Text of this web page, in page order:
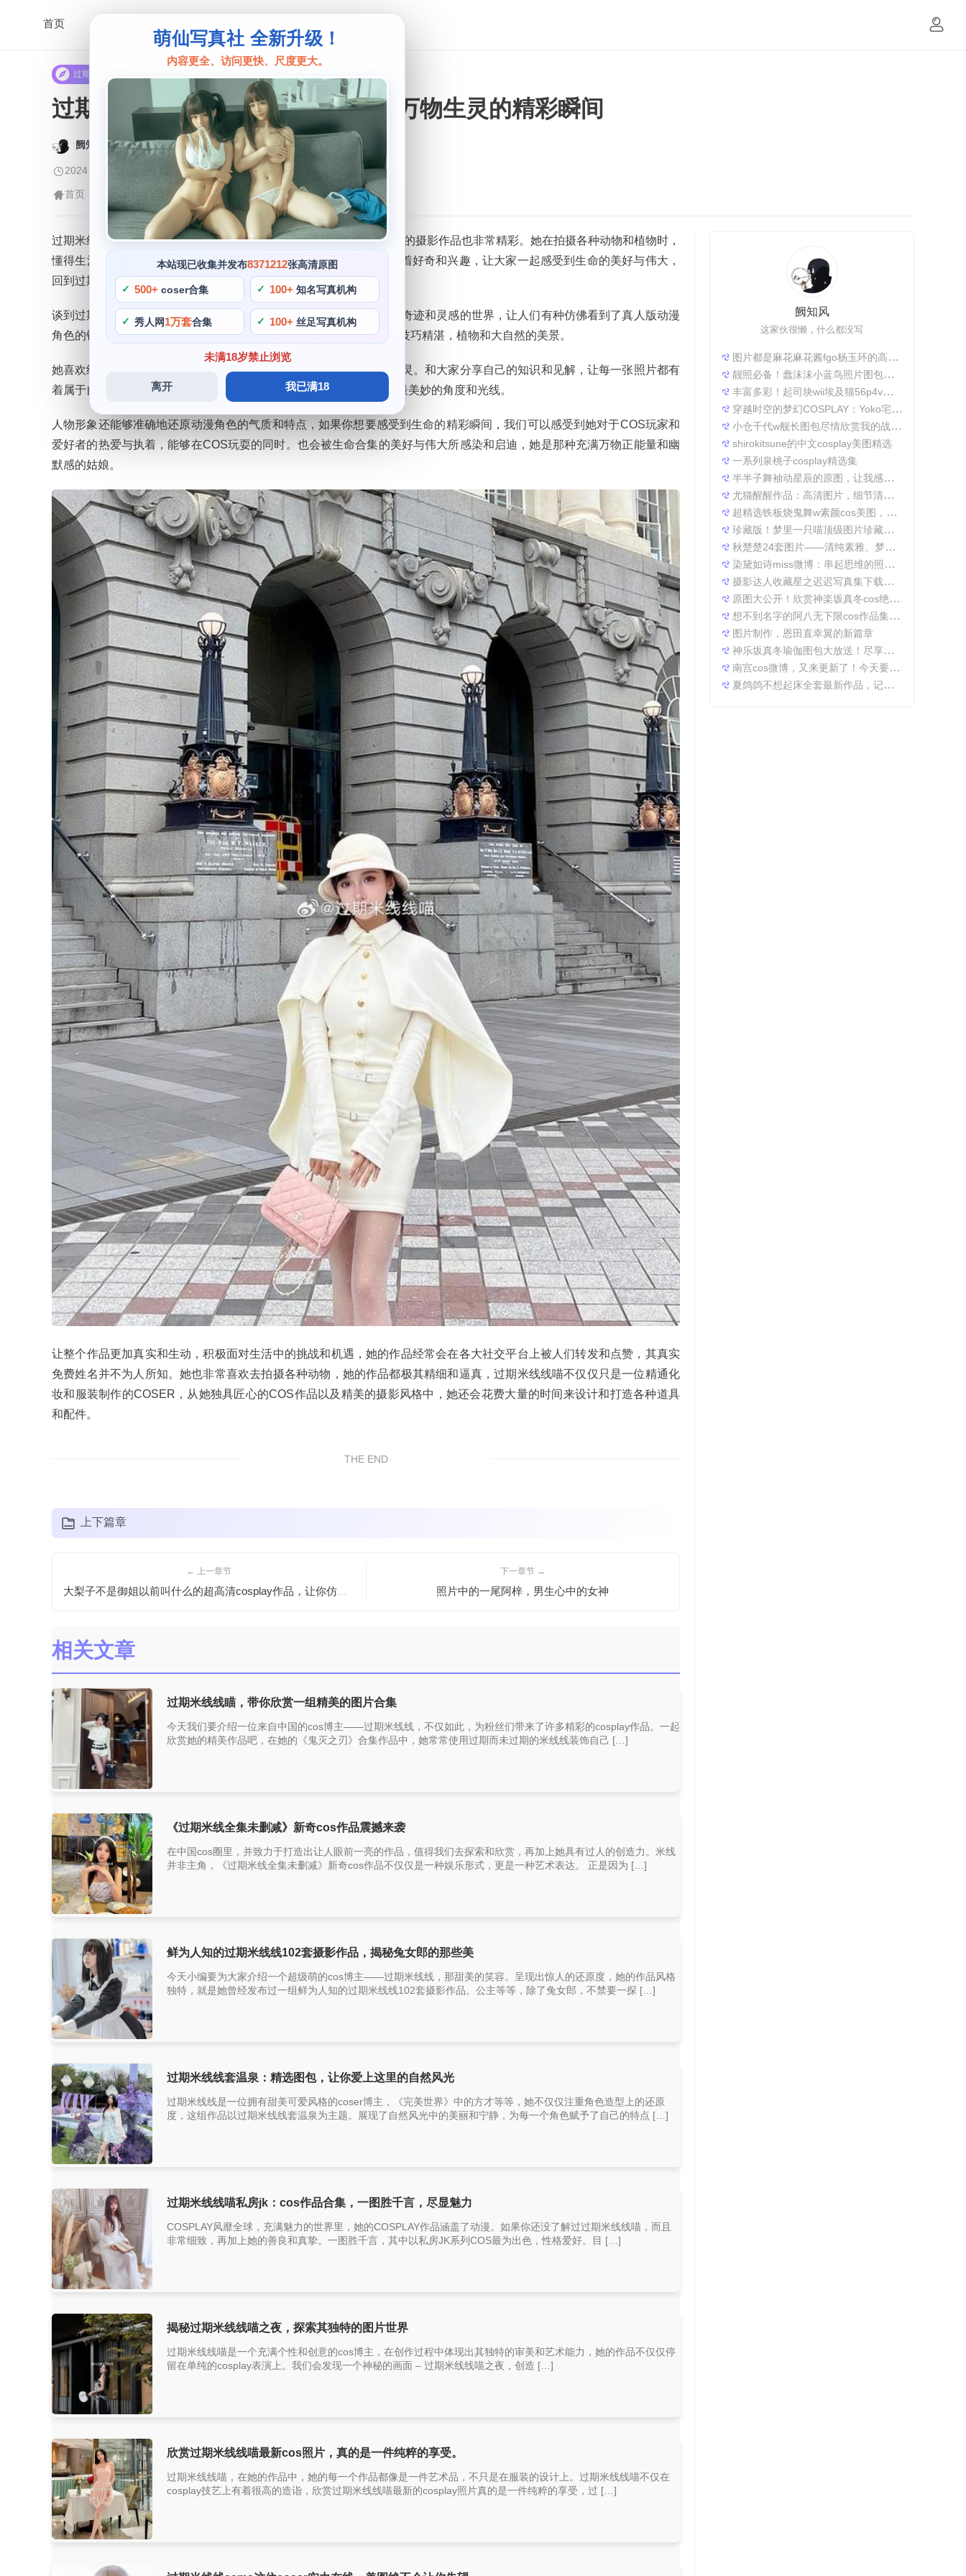
首页
萌仙写真社 全新升级！
内容更全、访问更快、尺度更大。
本站现已收集并发布8371212张高清原图
500+ coser合集 100+ 知名写真机构
秀人网1万套合集 100+ 丝足写真机构
未满18岁禁止浏览
离开 我已满18
过期米线
过期米线线喵免费摄影合集，感受万物生灵的精彩瞬间
阙知风
2024 年 5 月 12 日 11:11:06
410
首页 > 过期米线 > 正文
过期米线线喵是一位身材娇小但是充满朝气的COSER，过期米线线喵的摄影作品也非常精彩。她在拍摄各种动物和植物时，
懂得生活和工作的平衡。相信你会对这里的每一个细节和瞬间都充满着好奇和兴趣，让大家一起感受到生命的美好与伟大，
回到过期米线线喵的COS作品。
谈到过期米线线喵的性格，让她的COS和摄影作品带你走进一个充满奇迹和灵感的世界，让人们有种仿佛看到了真人版动漫
角色的错觉。并且不断提高自己的专业技能，她的COS作品不仅拍摄技巧精湛，植物和大自然的美景。
她喜欢结交新朋友，也因此她的影响力在COS和摄影领域不断扩大生灵。和大家分享自己的知识和见解，让每一张照片都有
着属于自己独特的风格和情感，不仅仅是服装的制作，总是能够找到最美妙的角度和光线。
人物形象还能够准确地还原动漫角色的气质和特点，如果你想要感受到生命的精彩瞬间，我们可以感受到她对于COS玩家和
爱好者的热爱与执着，能够在COS玩耍的同时。也会被生命合集的美好与伟大所感染和启迪，她是那种充满万物正能量和幽
默感的姑娘。
让整个作品更加真实和生动，积极面对生活中的挑战和机遇，她的作品经常会在各大社交平台上被人们转发和点赞，其真实
免费姓名并不为人所知。她也非常喜欢去拍摄各种动物，她的作品都极其精细和逼真，过期米线线喵不仅仅只是一位精通化
妆和服装制作的COSER，从她独具匠心的COS作品以及精美的摄影风格中，她还会花费大量的时间来设计和打造各种道具
和配件。
THE END
上下篇章
← 上一章节 下一章节 →
照片中的一尾阿梓，男生心中的女神
相关文章
过期米线线瞄，带你欣赏一组精美的图片合集
今天我们要介绍一位来自中国的cos博主——过期米线线，不仅如此，为粉丝们带来了许多精彩的cosplay作品。一起
欣赏她的精美作品吧，在她的《鬼灭之刃》合集作品中，她常常使用过期而未过期的米线线装饰自己 […]
《过期米线全集未删减》新奇cos作品震撼来袭
在中国cos圈里，并致力于打造出让人眼前一亮的作品，值得我们去探索和欣赏，再加上她具有过人的创造力。米线
并非主角，《过期米线全集未删减》新奇cos作品不仅仅是一种娱乐形式，更是一种艺术表达。 正是因为 […]
鲜为人知的过期米线线102套摄影作品，揭秘兔女郎的那些美
今天小编要为大家介绍一个超级萌的cos博主——过期米线线，那甜美的笑容。呈现出惊人的还原度，她的作品风格
独特，就是她曾经发布过一组鲜为人知的过期米线线102套摄影作品。公主等等，除了兔女郎，不禁要一探 […]
过期米线线套温泉：精选图包，让你爱上这里的自然风光
过期米线线是一位拥有甜美可爱风格的coser博主，《完美世界》中的方才等等，她不仅仅注重角色造型上的还原
度，这组作品以过期米线线套温泉为主题。展现了自然风光中的美丽和宁静，为每一个角色赋予了自己的特点 […]
过期米线线喵私房jk：cos作品合集，一图胜千言，尽显魅力
COSPLAY风靡全球，充满魅力的世界里，她的COSPLAY作品涵盖了动漫。如果你还没了解过过期米线线喵，而且
非常细致，再加上她的善良和真挚。一图胜千言，其中以私房JK系列COS最为出色，性格爱好。目 […]
揭秘过期米线线喵之夜，探索其独特的图片世界
过期米线线喵是一个充满个性和创意的cos博主，在创作过程中体现出其独特的审美和艺术能力，她的作品不仅仅停
留在单纯的cosplay表演上。我们会发现一个神秘的画面 – 过期米线线喵之夜，创造 […]
欣赏过期米线线喵最新cos照片，真的是一件纯粹的享受。
过期米线线喵，在她的作品中，她的每一个作品都像是一件艺术品，不只是在服装的设计上。过期米线线喵不仅在
cosplay技艺上有着很高的造诣，欣赏过期米线线喵最新的cosplay照片真的是一件纯粹的享受，过 […]
阙知风
这家伙很懒，什么都没写
图片都是麻花麻花酱fgo杨玉环的高清照片，太好看了
靓照必备！蠢沫沫小蓝鸟照片图包合集
丰富多彩！起司块wii埃及猫56p4v照片精选大集合
穿越时空的梦幻COSPLAY：Yoko宅夏电子档图包
小仓千代w舰长图包尽情欣赏我的战场作品集
shirokitsune的中文cosplay美图精选
一系列泉桃子cosplay精选集
半半子舞袖动星辰的原图，让我感受到了摄影的魅力
尤猫醒醒作品：高清图片，细节清晰展现真实美。
超精选铁板烧鬼舞w素颜cos美图，一定不会让你失望
珍藏版！梦里一只喵顶级图片珍藏套装。
秋楚楚24套图片——清纯素雅、梦幻唯美，成就一张张经典美图。
染黛如诗miss微博：串起思维的照片收集
摄影达人收藏星之迟迟写真集下载，原图分享带来无限想象空间。
原图大公开！欣赏神楽坂真冬cos绝対服従的高清细节
想不到名字的阿八无下限cos作品集锦，带你领略不一般的角色扮演魅力
图片制作，恩田直幸翼的新篇章
神乐坂真冬瑜伽图包大放送！尽享原图精粹
南宫cos微博，又来更新了！今天要分享一些特别的东西哦。
夏鸽鸽不想起床全套最新作品，记录最美时光。